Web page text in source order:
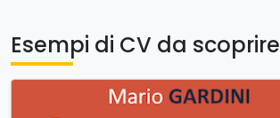
Esempi di CV da scoprire